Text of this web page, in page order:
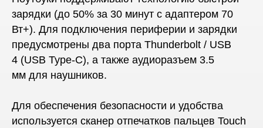
зарядки (до 50% за 30 минут с адаптером 70
Вт+). Для подключения периферии и зарядки
предусмотрены два порта Thunderbolt / USB
4 (USB Type-C), а также аудиоразъем 3.5
мм для наушников.
Для обеспечения безопасности и удобства
используется сканер отпечатков пальцев Touch